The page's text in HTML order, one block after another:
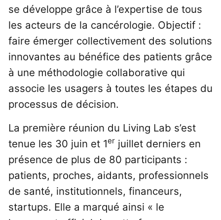
se développe grâce à l’expertise de tous
les acteurs de la cancérologie. Objectif :
faire émerger collectivement des solutions
innovantes au bénéfice des patients grâce
à une méthodologie collaborative qui
associe les usagers à toutes les étapes du
processus de décision.
La première réunion du Living Lab s’est
tenue les 30 juin et 1erjuillet derniers en
présence de plus de 80 participants :
patients, proches, aidants, professionnels
de santé, institutionnels, financeurs,
startups. Elle a marqué ainsi « le